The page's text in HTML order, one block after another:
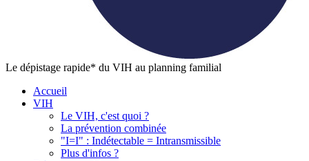
Le dépistage rapide* du VIH au planning familial
Accueil
VIH
Le VIH, c'est quoi ?
La prévention combinée
"I=I" : Indétectable = Intransmissible
Plus d'infos ?